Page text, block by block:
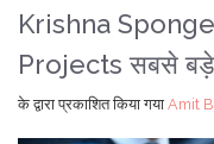
Krishna
Projects सबसे बड़े
के द्वारा प्रकाशित किया गया Amit